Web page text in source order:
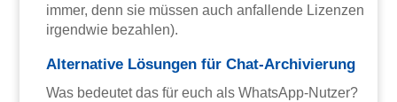
immer, denn sie müssen auch anfallende Lizenzen
irgendwie bezahlen).
Alternative Lösungen für Chat-Archivierung
Was bedeutet das für euch als WhatsApp-Nutzer?